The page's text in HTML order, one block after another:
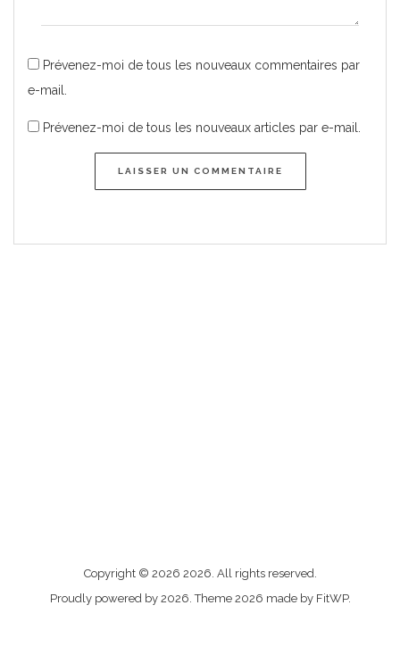
Prévenez-moi de tous les nouveaux commentaires par
e-mail.
Prévenez-moi de tous les nouveaux articles par e-mail.
LAISSER UN COMMENTAIRE
contacter
Copyright © 2026 2026. All rights reserved.
Proudly powered by 2026. Theme 2026 made by FitWP.